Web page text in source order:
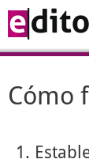
Cómo
1.